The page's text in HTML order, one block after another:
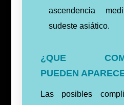
ascendencia
sudeste asiático.
¿QUE
PUEDEN
Las posibles